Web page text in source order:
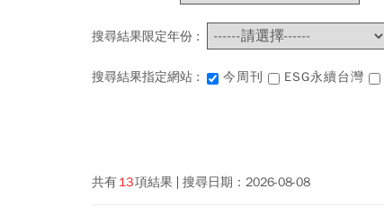
搜尋結果限定年份 :
搜尋結果指定網站 : 今周刊 ESG永續台灣
共有13項結果 搜尋日期： 2026-08-08